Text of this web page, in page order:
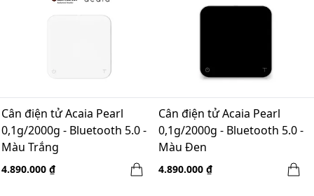
Cân điện tử Acaia Pearl
0,1g/2000g - Bluetooth 5.0 -
Màu Trắng
4.890.000 ₫
Cân điện tử Acaia Pearl
0,1g/2000g - Bluetooth 5.0 -
Màu Đen
4.890.000 ₫